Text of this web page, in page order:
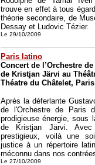
trouve en effet à tous
théorie secondaire, de
Dessay et Ludovic Tézier.
Le 29/10/2009
Paris latino
Concert de l’Orchestre
de Kristjan Järvi au
Théatre du Châtelet, Paris
Après la déferlante
de l'Orchestre de Paris
prodigieuse énergie, sous
de Kristjan Järvi.
prestigieux, voilà une
justice à un répertoire
méconnu dans nos
Le 27/10/2009